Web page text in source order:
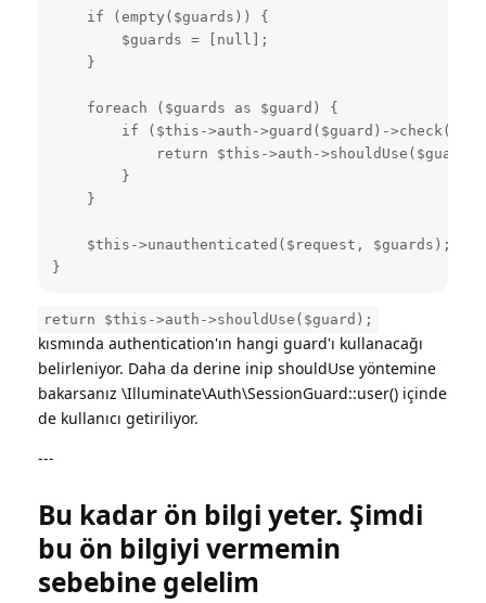
    if (empty($guards)) {
        $guards = [null];
    }
    foreach ($guards as $guard) {
        if ($this->auth->guard($guard)->check()) {
            return $this->auth->shouldUse($guard);
        }
    }
    $this->unauthenticated($request, $guards);
}
return $this->auth->shouldUse($guard);
kısmında authentication'ın hangi guard'ı kullanacağı
belirleniyor. Daha da derine inip shouldUse yöntemine
bakarsanız \Illuminate\Auth\SessionGuard::user() içinde
de kullanıcı getiriliyor.
---
Bu kadar ön bilgi yeter. Şimdi
bu ön bilgiyi vermemin
sebebine gelelim